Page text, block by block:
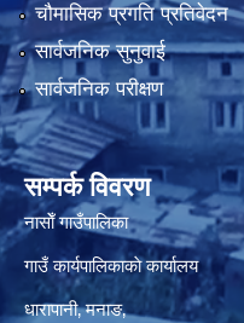
चौमासिक प्रगति प्रतिवेदन
सार्वजनिक सुनुवाई
सार्वजनिक परीक्षण
सम्पर्क विवरण
नासाेँ गाउँपालिका
गाउँ कार्यपालिकाकाे कार्यालय
धारापानी‚ मनाङ‚